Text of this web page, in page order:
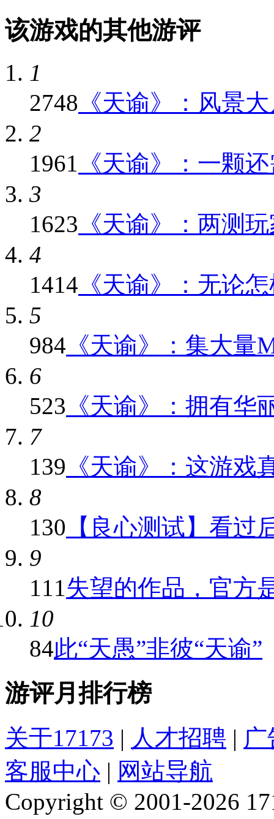
该游戏的其他游评
1
2748 《天谕》：风景
2
1961
《天谕》：一颗
3
1623 《天谕》：两测
4
1414 《天谕》：无论
5
984 《天谕》：集大量
6
523 《天谕》：拥有华
7
139 《天谕》：这游戏
8
130 【良心测试】看过
9
111 失望的作品，官方
10
84此“天愚”非彼“天谕”
游评月排行榜
关于17173 | 人才招聘 |
客服中心 | 网站导航
Copyright © 2001-2026